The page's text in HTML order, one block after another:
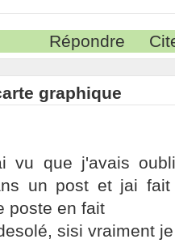
Répondre
graphique
vu que j'avais
un post et jai
poste en fait
sisi vraiment